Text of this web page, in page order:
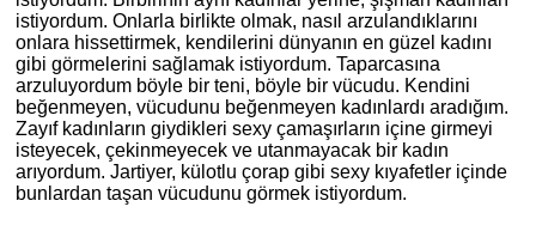
istiyordum. Onlarla birlikte olmak, nasıl arzulandıklarını
onlara hissettirmek, kendilerini dünyanın en güzel kadını
gibi görmelerini sağlamak istiyordum. Taparcasına
arzuluyordum böyle bir teni, böyle bir vücudu. Kendini
beğenmeyen, vücudunu beğenmeyen kadınlardı aradığım.
Zayıf kadınların giydikleri sexy çamaşırların içine girmeyi
isteyecek, çekinmeyecek ve utanmayacak bir kadın
arıyordum. Jartiyer, külotlu çorap gibi sexy kıyafetler içinde
bunlardan taşan vücudunu görmek istiyordum.